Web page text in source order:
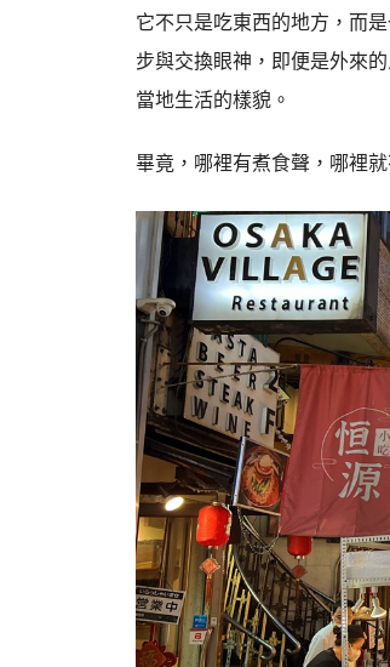
它不只是吃東西的地方，而
步與交換眼神，即便是外來
當地生活的樣貌。
畢竟，哪裡有煮食聲，哪裡